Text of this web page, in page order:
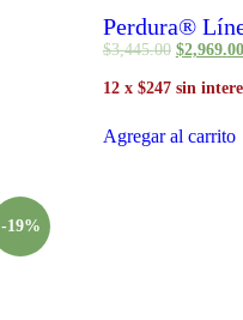
Perdura®
$3,445.00 $2,969.00
12 x $247 sin
Agregar al carrito
-19%